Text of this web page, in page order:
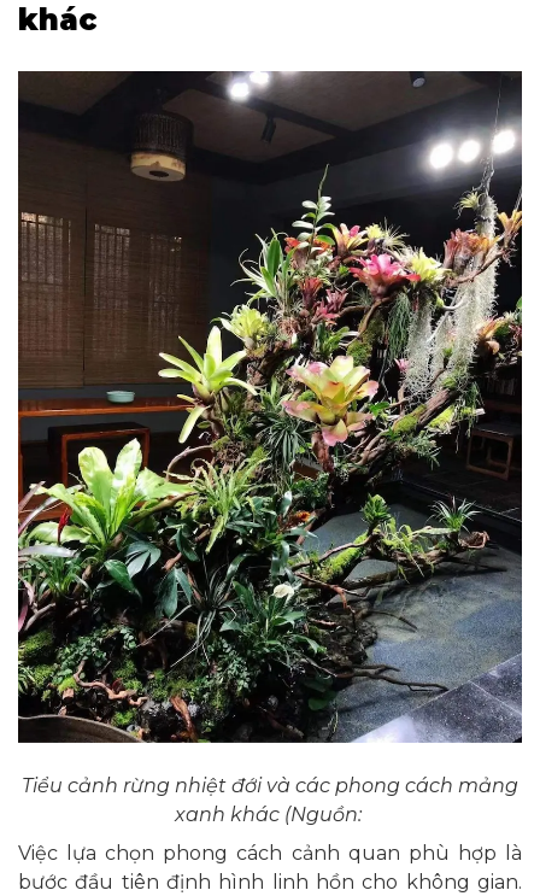
khác
Tiểu cảnh rừng nhiệt đới và các phong cách mảng
xanh khác (Nguồn:
Việc lựa chọn phong cách cảnh quan phù hợp là
bước đầu tiên định hình linh hồn cho không gian.